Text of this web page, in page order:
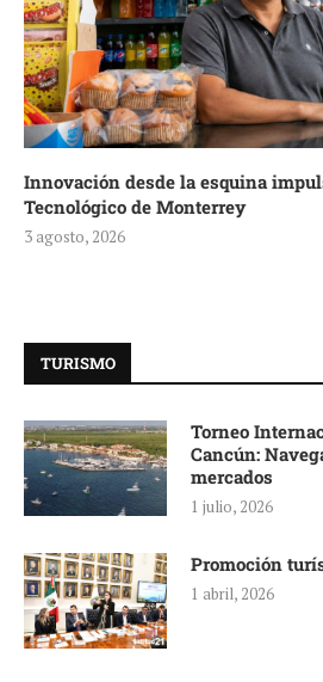
Innovación desde la esquina
Tecnológico de Monterrey
3 agosto, 2026
TURISMO
Torneo
Cancún:
mercados
1 julio, 2026
Promoción
1 abril, 2026